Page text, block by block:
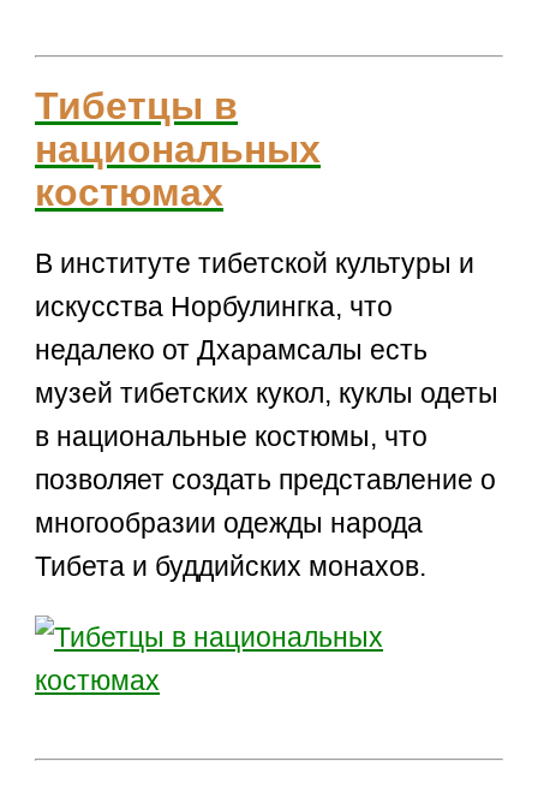
Тибетцы в
национальных
костюмах
В институте тибетской культуры и
искусства Норбулингка, что
недалеко от Дхарамсалы есть
музей тибетских кукол, куклы одеты
в национальные костюмы, что
позволяет создать представление о
многообразии одежды народа
Тибета и буддийских монахов.